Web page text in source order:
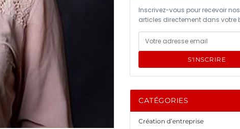
Inscrivez-vous pour recevoir
articles directement dans votre
S'INSCRIRE
CATÉGORIES
Création d’entreprise